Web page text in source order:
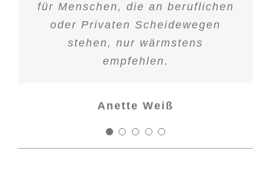
für Menschen, die an beruflichen
oder Privaten Scheidewegen
stehen, nur wärmstens
empfehlen.
Anette Weiß
Judith Petit